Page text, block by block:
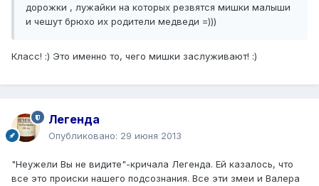
дорожки , лужайки на которых резвятся мишки малыши
и чешут брюхо их родители медведи =)))
Класс! :) Это именно то, чего мишки заслуживают! :)
Легенда
Опубликовано: 29 июня 2013
"Неужели Вы не видите"-кричала Легенда. Ей казалось, что
все это происки нашего подсознания. Все эти змеи и Валера